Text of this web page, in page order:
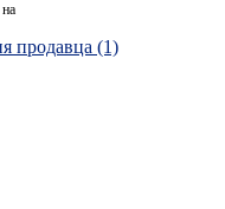
продавца (1)